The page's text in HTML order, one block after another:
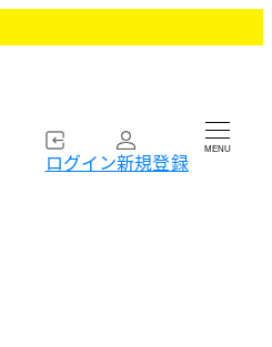
ログイン新規登録 MENU